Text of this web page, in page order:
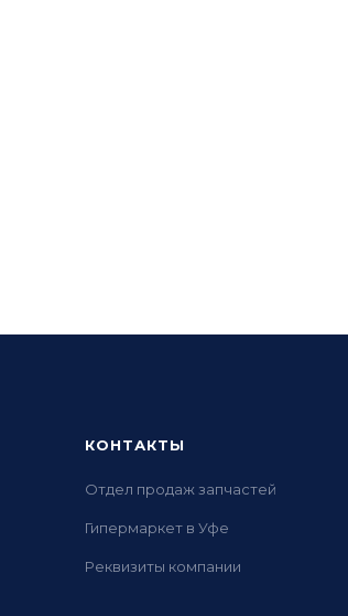
КОНТАКТЫ
Отдел продаж запчастей
Гипермаркет в Уфе
Реквизиты компании